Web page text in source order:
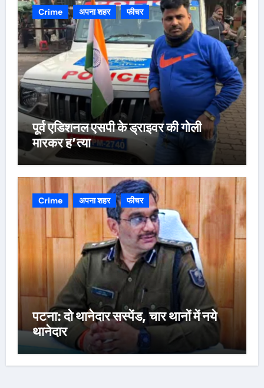
Crime अपना शहर फीचर
पूर्व एडिशनल एसपी के ड्राइवर की गोली
मारकर ह’त्या
Crime अपना शहर फीचर
पटना: दो थानेदार सस्पेंड, चार थानों में नये
थानेदार